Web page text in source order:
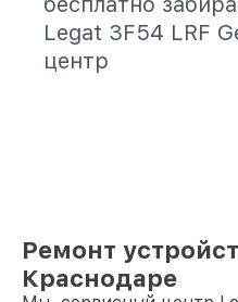
Legat 3F54 LRF
центр
Ремонт
Краснодаре